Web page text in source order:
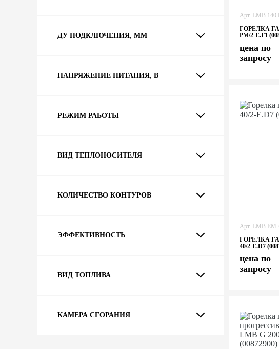
ДУ ПОДКЛЮЧЕНИЯ, ММ
НАПРЯЖЕНИЕ ПИТАНИЯ, В
РЕЖИМ РАБОТЫ
ВИД ТЕПЛОНОСИТЕЛЯ
КОЛИЧЕСТВО КОНТУРОВ
ЭФФЕКТИВНОСТЬ
ВИД ТОПЛИВА
КАМЕРА СГОРАНИЯ
Арт. LMB 140
ГОРЕЛКА
PM/2-E.F1
цена по
запросу
Арт. LMB EM
ГОРЕЛКА
40/2-E.D7
цена по
запросу